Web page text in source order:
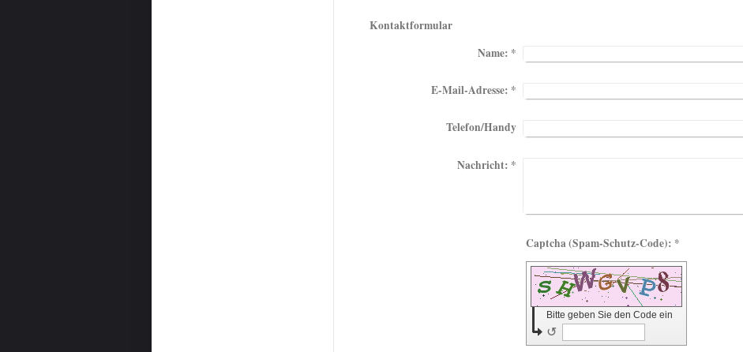
Kontaktformular
Name: *
E-Mail-Adresse: *
Telefon/Handy
Nachricht: *
Captcha (Spam-Schutz-Code): *
Bitte geben Sie den Code ein
↺